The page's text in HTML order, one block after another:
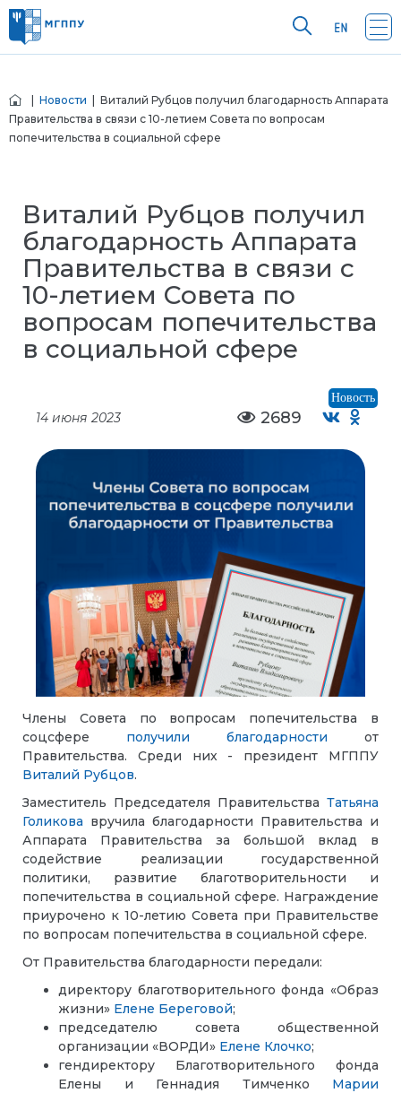
Новости | Виталий Рубцов получил благодарность Аппарата
Правительства в связи с 10-летием Совета по вопросам
попечительства в социальной сфере
Виталий Рубцов получил
благодарность Аппарата
Правительства в связи с
10-летием Совета по
вопросам попечительства
в социальной сфере
Новость
14 июня 2023 2689
Члены Совета по вопросам попечительства в
соцсфере получили благодарности от
Правительства. Среди них - президент МГППУ
Виталий Рубцов.
Заместитель Председателя Правительства Татьяна
Голикова вручила благодарности Правительства и
Аппарата Правительства за большой вклад в
содействие реализации государственной
политики, развитие благотворительности и
попечительства в социальной сфере. Награждение
приурочено к 10-летию Совета при Правительстве
по вопросам попечительства в социальной сфере.
От Правительства благодарности передали:
директору благотворительного фонда «Образ
жизни» Елене Береговой;
председателю совета общественной
организации «ВОРДИ» Елене Клочко;
гендиректору Благотворительного фонда
Елены и Геннадия Тимченко Марии